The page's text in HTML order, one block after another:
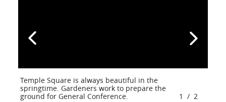
Temple Square is always beautiful in the
springtime. Gardeners work to prepare the
ground for General Conference.
1 / 2